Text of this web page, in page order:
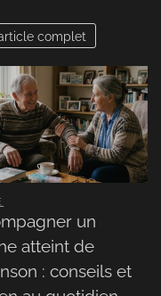
complet
un
atteint de
: conseils et